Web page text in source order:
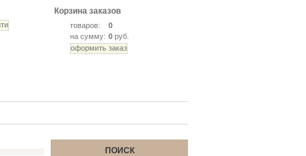
Корзина заказов
товаров:
0
на сумму: 0 руб.
ПОИСК